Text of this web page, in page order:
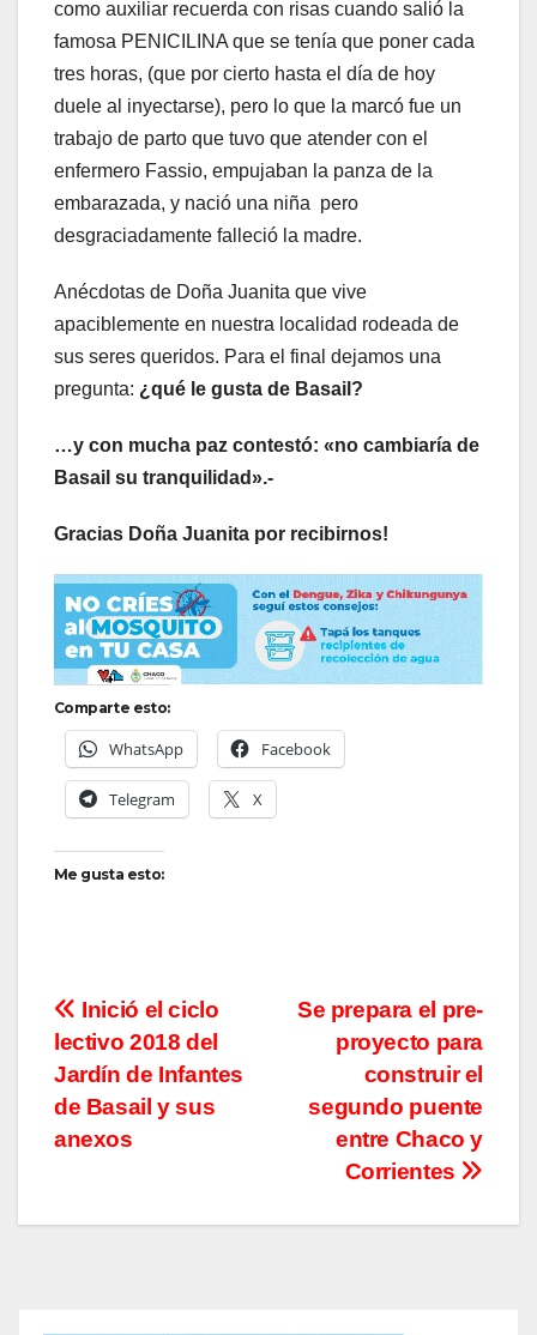
como auxiliar recuerda con risas cuando salió la
famosa PENICILINA que se tenía que poner cada
tres horas, (que por cierto hasta el día de hoy
duele al inyectarse), pero lo que la marcó fue un
trabajo de parto que tuvo que atender con el
enfermero Fassio, empujaban la panza de la
embarazada, y nació una niña pero
desgraciadamente falleció la madre.
Anécdotas de Doña Juanita que vive
apaciblemente en nuestra localidad rodeada de
sus seres queridos. Para el final dejamos una
pregunta: ¿qué le gusta de Basail?
…y con mucha paz contestó: «no cambiaría de
Basail su tranquilidad».-
Gracias Doña Juanita por recibirnos!
Comparte esto:
WhatsApp Facebook
Telegram X
Me gusta esto:
Navegación
de
entradas
Se prepara el pre-
proyecto para
construir el
segundo puente
entre Chaco y
Corrientes
Inició el ciclo
lectivo 2018 del
Jardín de Infantes
de Basail y sus
anexos